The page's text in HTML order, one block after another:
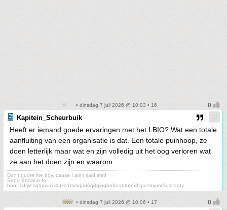
• dinsdag 7 juli 2026 @ 10:03 • 16
Kapitein_Scheurbuik
Heeft er iemand goede ervaringen met het LBIO? Wat een totale
aanfluiting van een organisatie is dat. Een totale puinhoop, ze
doen letterlijk maar wat en zijn volledig uit het oog verloren wat
ze aan het doen zijn en waarom.
Don't quote me boy, cause I ain't said shit!
Send Banano to:
ban_1drjycsqhpwa1i4uxo1mmqau6q8gibgbn6oabtub53zpcrabjunt3uscaqty
• dinsdag 7 juli 2026 @ 10:06 • 17